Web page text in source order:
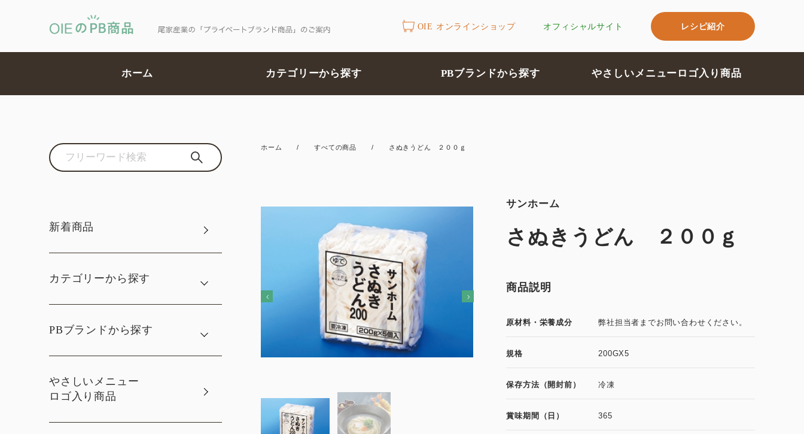
OIE オンラインショップ オフィシャルサイト レシピ紹介
ホーム カテゴリーから探す PBブランドから探す やさしいメニューロゴ入り商品
新着商品
カテゴリーから探す
PBブランドから探す
やさしいメニュー
ロゴ入り商品
ホーム / すべての商品 / さぬきうどん ２００ｇ
サンホーム
さぬきうどん ２００ｇ
商品説明
原材料・栄養成分 弊社担当者までお問い合わせください。
規格 200GX5
保存方法（開封前） 冷凍
賞味期間（日） 365